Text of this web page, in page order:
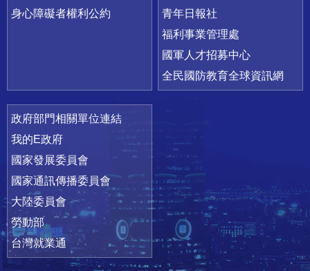
身心障礙者權利公約
青年日報社
福利事業管理處
國軍人才招募中心
全民國防教育全球資訊網
政府部門相關單位連結
我的E政府
國家發展委員會
國家通訊傳播委員會
大陸委員會
勞動部
台灣就業通